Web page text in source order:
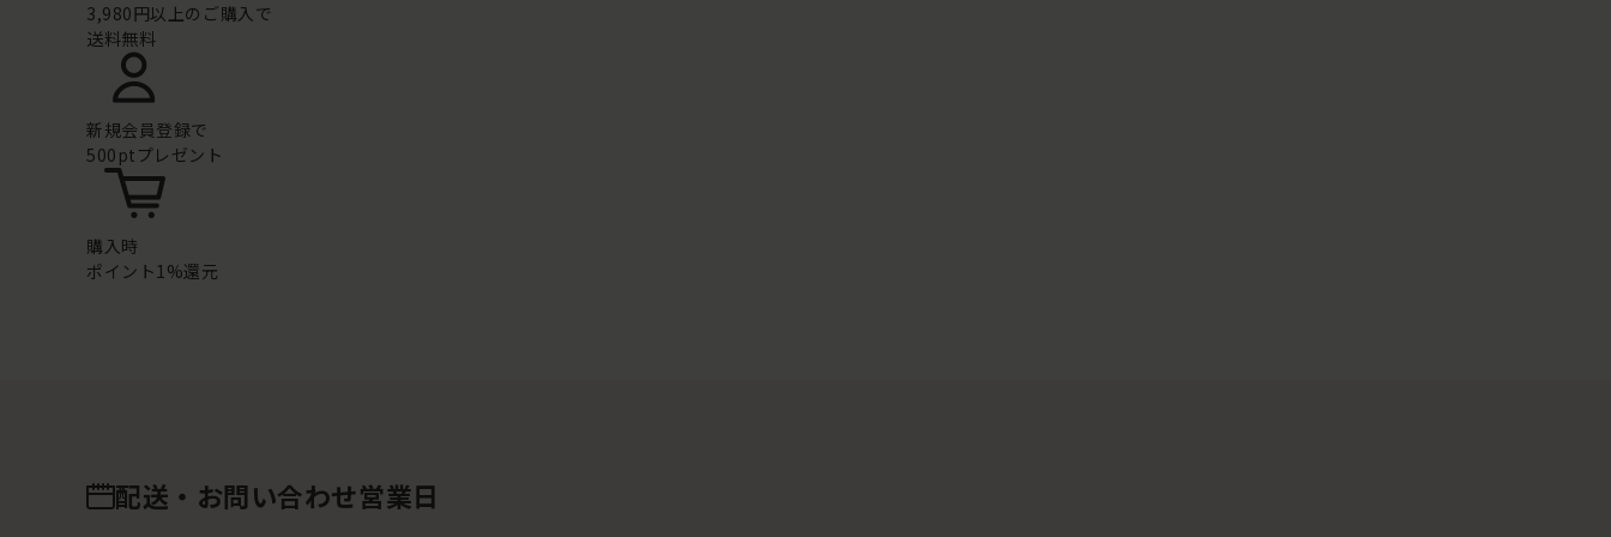
3,980円以上のご購入で
送料無料
新規会員登録で
500ptプレゼント
購入時
ポイント1%還元
配送・お問い合わせ営業日